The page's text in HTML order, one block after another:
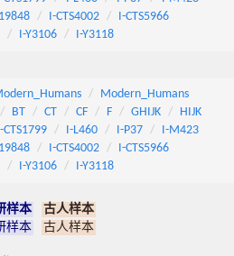
I-CTS4002
I-CTS5966
I-Y3106 I-Y3118
Modern_Humans
BT CT CF F GHIJK
HIJK
CTS1799 I-L460 I-P37
I-M423
I-CTS4002
I-CTS5966
I-Y3106 I-Y3118
样本
古人样本
样本 古人样本